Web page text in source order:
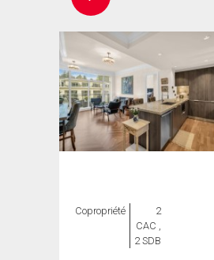
Copropriété
2
CAC ,
2 SDB